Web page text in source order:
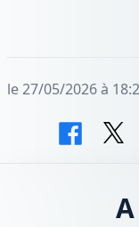
le 27/05/2026 à